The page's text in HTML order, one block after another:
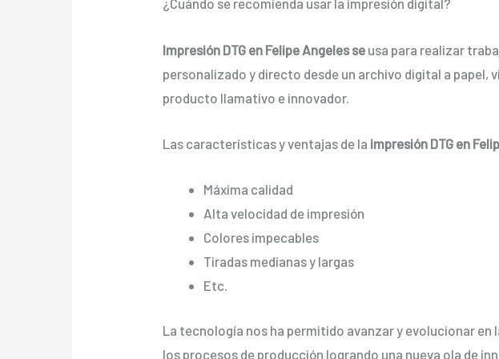
¿Cuándo se recomienda usar la impresión digital?
Impresión DTG en Felipe Angeles se usa para realizar
personalizado y directo desde un archivo digital a
producto llamativo e innovador.
Las características y ventajas de la impresión DTG en
Máxima calidad
Alta velocidad de impresión
Colores impecables
Tiradas medianas y largas
Etc.
La tecnología nos ha permitido avanzar y evolucionar en
los procesos de producción logrando una nueva ola de